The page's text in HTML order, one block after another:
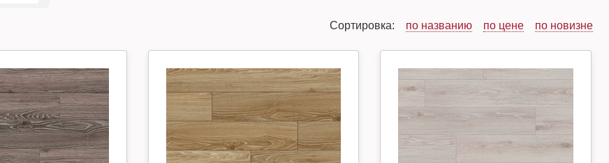
Сортировка: по названию по цене по новизне